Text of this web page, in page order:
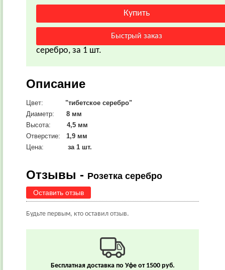
серебро, за 1 шт.
Описание
Цвет:
"тибетское серебро"
Диаметр: 8 мм
Высота: 4,5 мм
Отверстие:
1,9 мм
Цена:
за 1 шт.
Отзывы - Розетка серебро
Оставить отзыв
Будьте первым, кто оставил отзыв.
Бесплатная доставка по Уфе от 1500 руб.